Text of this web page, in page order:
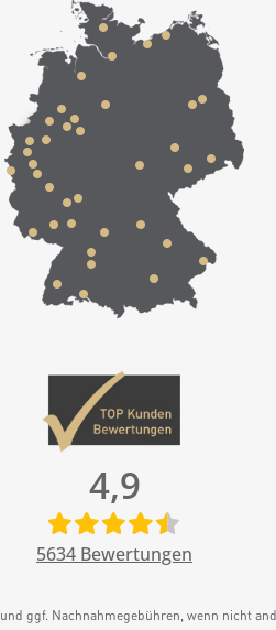
4,9
5634 Bewertungen
und ggf. Nachnahmegebühren, wenn nicht